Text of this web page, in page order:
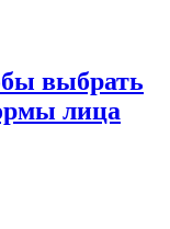
выбрать
лица